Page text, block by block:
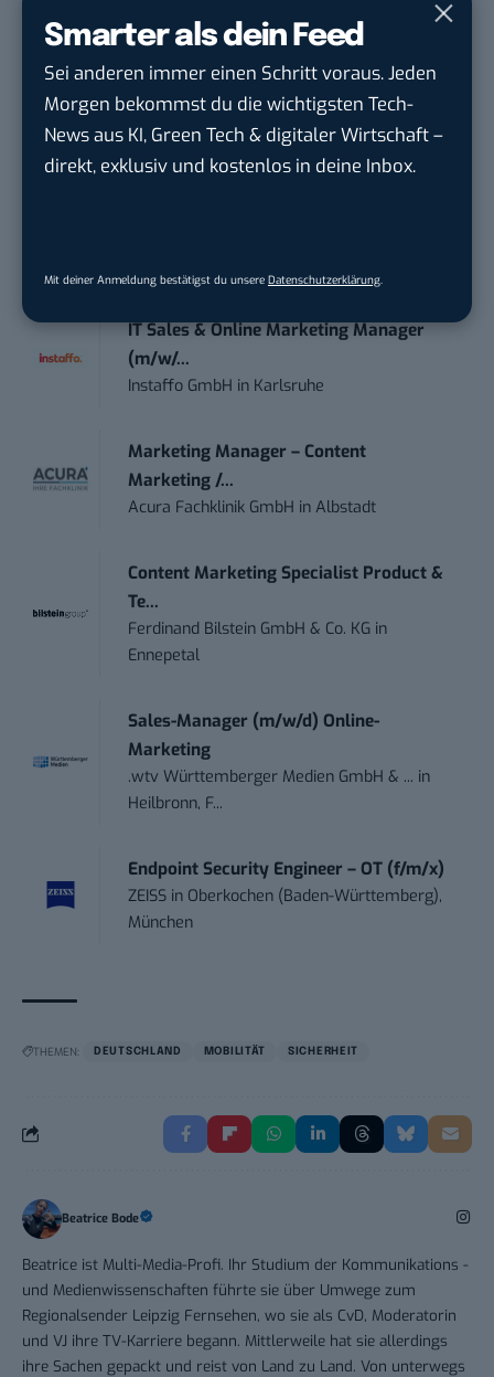
Smarter als dein Feed
Sei anderen immer einen Schritt voraus. Jeden
Morgen bekommst du die wichtigsten Tech-
News aus KI, Green Tech & digitaler Wirtschaft –
direkt, exklusiv und kostenlos in deine Inbox.
Mit deiner Anmeldung bestätigst du unsere Datenschutzerklärung.
Anforderungs- und Projektmanager
trendtours Holding GmbHinEschborn
IT Sales & Online Marketing Manager
(m/w/...
Instaffo GmbH in Karlsruhe
Marketing Manager – Content
Marketing /...
Acura Fachklinik GmbH inAlbstadt
Content Marketing Specialist Product &
Te...
Ferdinand Bilstein GmbH & Co. KG in
Ennepetal
Sales-Manager (m/w/d) Online-
Marketing
.wtv Württemberger Medien GmbH & ... in
Heilbronn, F...
Endpoint Security Engineer – OT (f/m/x)
ZEISS in Oberkochen (Baden-Württemberg),
München
THEMEN: DEUTSCHLAND MOBILITÄT SICHERHEIT
Beatrice Bode
Beatrice ist Multi-Media-Profi. Ihr Studium der Kommunikations -
und Medienwissenschaften führte sie über Umwege zum
Regionalsender Leipzig Fernsehen, wo sie als CvD, Moderatorin
und VJ ihre TV-Karriere begann. Mittlerweile hat sie allerdings
ihre Sachen gepackt und reist von Land zu Land. Von unterwegs